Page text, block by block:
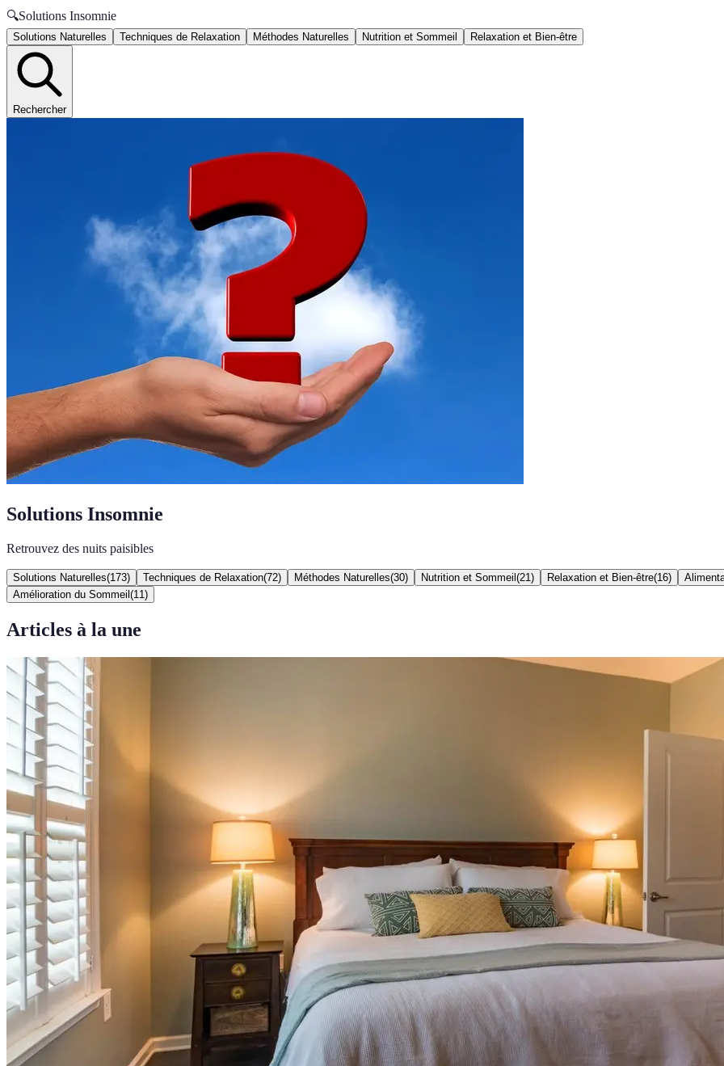
🔍Solutions Insomnie
Solutions Naturelles Techniques de Relaxation Méthodes Naturelles Nutrition et Sommeil Relaxation et Bien-être
Rechercher
Solutions Insomnie
Retrouvez des nuits paisibles
Solutions Naturelles(173) Techniques de Relaxation(72) Méthodes Naturelles(30) Nutrition et Sommeil (21 ) Relaxation et Bien-être(16)
Amélioration du Sommeil (11 )
Articles à la une